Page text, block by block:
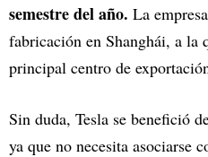
semestre del año. La
fabricación en Shanghái, a la
principal centro de
Sin duda, Tesla se benefició
ya que no necesita asociarse